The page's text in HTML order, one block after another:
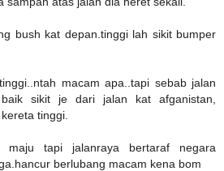
bush kat depan.tinggi lah sikit bumper
macam apa..tapi sebab jalan
sikit je dari jalan kat afganistan,
tinggi.
maju tapi jalanraya bertaraf negara
berlubang macam kena bom